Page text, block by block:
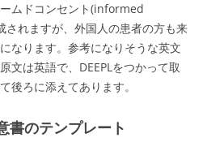
ムドコンセント(informed
れますが、外国人の患者の方も来
なります。参考になりそうな英文
文は英語で、DEEPLをつかって取
後ろに添えてあります。
書のテンプレート